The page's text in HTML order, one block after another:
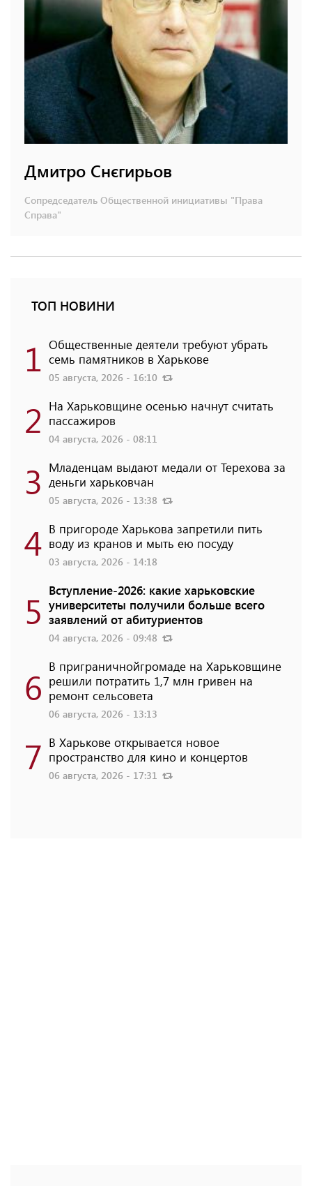
Дмитро Снєгирьов
Сопредседатель Общественной инициативы "Права
Справа"
ТОП НОВИНИ
1 Общественные деятели требуют убрать
семь памятников в Харькове
05 августа, 2026 - 16:10
2 На Харьковщине осенью начнут считать
пассажиров
04 августа, 2026 - 08:11
3 Младенцам выдают медали от Терехова за
деньги харьковчан
05 августа, 2026 - 13:38
4 В пригороде Харькова запретили пить
воду из кранов и мыть ею посуду
03 августа, 2026 - 14:18
5 Вступление-2026: какие харьковские
университеты получили больше всего
заявлений от абитуриентов
04 августа, 2026 - 09:48
6 В приграничнойгромаде на Харьковщине
решили потратить 1,7 млн ​​гривен на
ремонт сельсовета
06 августа, 2026 - 13:13
7 В Харькове открывается новое
пространство для кино и концертов
06 августа, 2026 - 17:31